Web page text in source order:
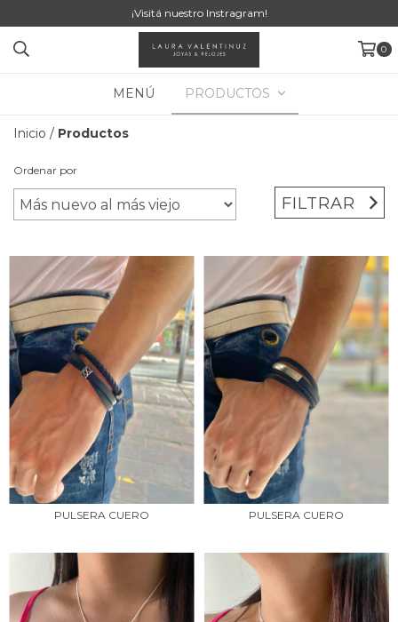
¡Visitá nuestro Instragram!
0
MENÚ PRODUCTOS
Inicio / Productos
Ordenar por
FILTRAR
PULSERA CUERO PULSERA CUERO